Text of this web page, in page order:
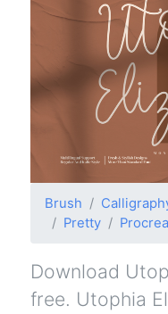
Brush
Pretty
Download
free. Utophia